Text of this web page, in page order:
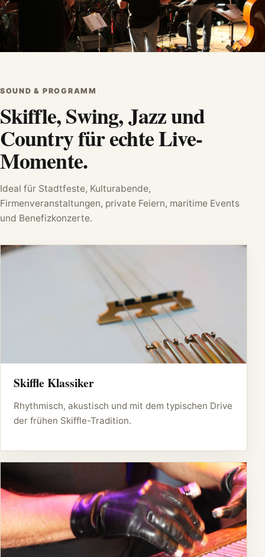
SOUND & PROGRAMM
Skiffle, Swing, Jazz und
Country für echte Live-
Momente.
Ideal für Stadtfeste, Kulturabende,
Firmenveranstaltungen, private Feiern, maritime Events
und Benefizkonzerte.
Skiffle Klassiker
Rhythmisch, akustisch und mit dem typischen Drive
der frühen Skiffle-Tradition.